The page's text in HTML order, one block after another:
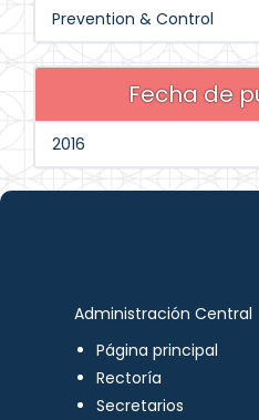
Prevention & Control
Fecha de
2016
Administración Central
Página principal
Rectoría
Secretarios